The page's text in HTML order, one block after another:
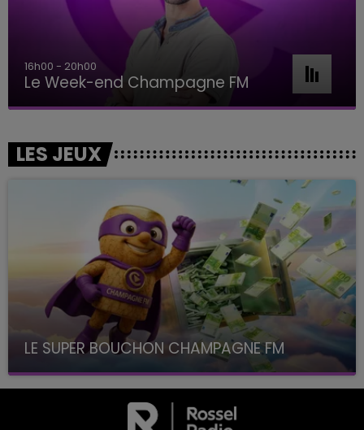
16h00 - 20h00
Le Week-end Champagne FM
LES JEUX
LE SUPER BOUCHON CHAMPAGNE FM
avec La Famille Champagne FM, à 8H10